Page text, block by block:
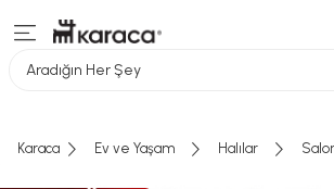
Aradığın Her Şey
Karaca Ev ve Yaşam Halılar